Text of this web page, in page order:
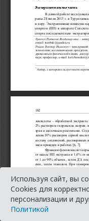
Используя сайт, вы
Cookies для
персонализации и
Политикой